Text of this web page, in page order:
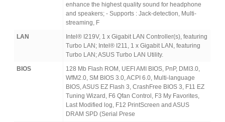
enhance the highest quality sound for headphone
and speakers; - Supports : Jack-detection, Multi-
streaming, F
LAN
Intel® I219V, 1 x Gigabit LAN Controller(s), featuring
Turbo LAN; Intel® I211, 1 x Gigabit LAN, featuring
Turbo LAN; ASUS Turbo LAN Utility.
BIOS
128 Mb Flash ROM, UEFI AMI BIOS, PnP, DMI3.0,
WfM2.0, SM BIOS 3.0, ACPI 6.0, Multi-language
BIOS, ASUS EZ Flash 3, CrashFree BIOS 3, F11 EZ
Tuning Wizard, F6 Qfan Control, F3 My Favorites,
Last Modified log, F12 PrintScreen and ASUS
DRAM SPD (Serial Prese